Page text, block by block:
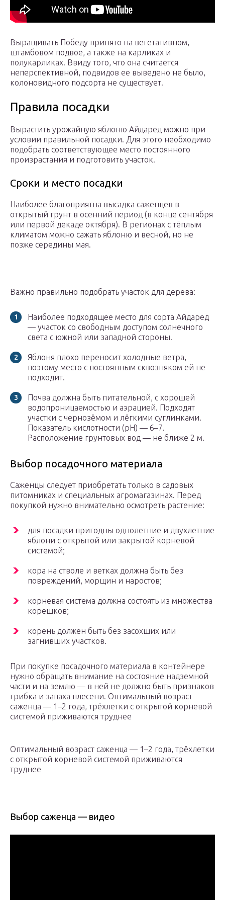
Выращивать Победу принято на вегетативном,
штамбовом подвое, а также на карликах и
полукарликах. Ввиду того, что она считается
неперспективной, подвидов ее выведено не было,
колоновидного подсорта не существует.
Правила посадки
Вырастить урожайную яблоню Айдаред можно при
условии правильной посадки. Для этого необходимо
подобрать соответствующее место постоянного
произрастания и подготовить участок.
Сроки и место посадки
Наиболее благоприятна высадка саженцев в
открытый грунт в осенний период (в конце сентября
или первой декаде октября). В регионах с тёплым
климатом можно сажать яблоню и весной, но не
позже середины мая.
Важно правильно подобрать участок для дерева:
Наиболее подходящее место для сорта Айдаред
— участок со свободным доступом солнечного
света с южной или западной стороны.
Яблоня плохо переносит холодные ветра,
поэтому место с постоянным сквозняком ей не
подходит.
Почва должна быть питательной, с хорошей
водопроницаемостью и аэрацией. Подходят
участки с чернозёмом и лёгкими суглинками.
Показатель кислотности (рН) — 6–7.
Расположение грунтовых вод — не ближе 2 м.
Выбор посадочного материала
Саженцы следует приобретать только в садовых
питомниках и специальных агромагазинах. Перед
покупкой нужно внимательно осмотреть растение:
для посадки пригодны однолетние и двухлетние
яблони с открытой или закрытой корневой
системой;
кора на стволе и ветках должна быть без
повреждений, морщин и наростов;
корневая система должна состоять из множества
корешков;
корень должен быть без засохших или
загнивших участков.
При покупке посадочного материала в контейнере
нужно обращать внимание на состояние надземной
части и на землю — в ней не должно быть признаков
грибка и запаха плесени. Оптимальный возраст
саженца — 1–2 года, трёхлетки с открытой корневой
системой приживаются труднее
Оптимальный возраст саженца — 1–2 года, трёхлетки
с открытой корневой системой приживаются
труднее
Выбор саженца — видео